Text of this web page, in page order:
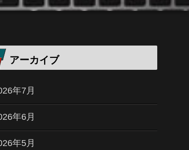
アーカイブ
年7月
年6月
年5月